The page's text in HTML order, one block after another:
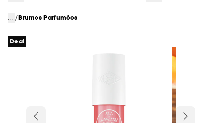
... /Brumes Parfumées
Deal